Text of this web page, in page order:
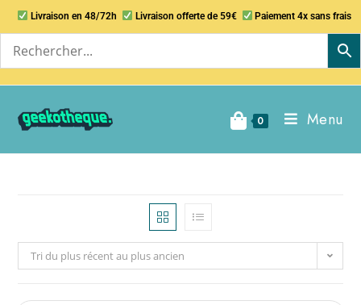
Livraison en 48/72h Livraison offerte de 59€ Paiement 4x sans frais
0 Menu
Tri du plus récent au plus ancien